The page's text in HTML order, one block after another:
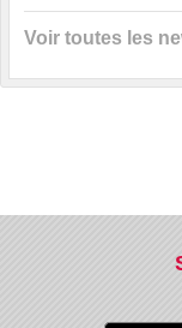
Voir toutes les